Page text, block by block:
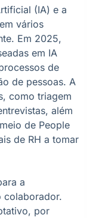
(IA) e a
vários
Em 2025,
em IA
de
de pessoas. A
como triagem
além
de People
de RH a tomar
a
colaborador.
por